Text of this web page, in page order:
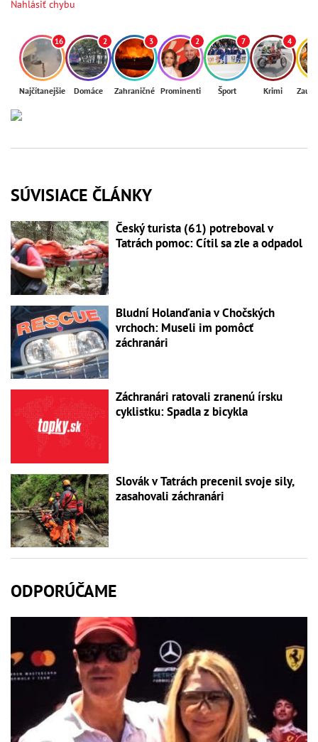
Nahlásiť chybu
16
Najčítanejšie
2
Domáce
3
Zahraničné
2
Prominenti
7
Šport
4
Krimi
SÚVISIACE ČLÁNKY
Český turista (61) potreboval v
Tatrách pomoc: Cítil sa zle a odpadol
Bludní Holanďania v Chočských
vrchoch: Museli im pomôcť
záchranári
Záchranári ratovali zranenú írsku
cyklistku: Spadla z bicykla
Slovák v Tatrách precenil svoje sily,
zasahovali záchranári
ODPORÚČAME